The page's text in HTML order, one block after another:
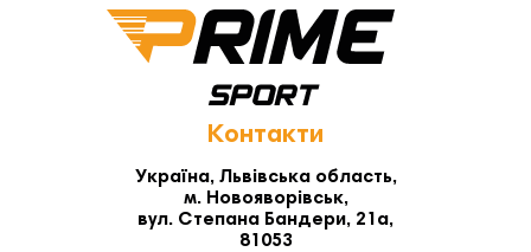
Контакти
Україна, Львівська область,
м. Новояворівськ,
вул. Степана Бандери, 21а,
81053